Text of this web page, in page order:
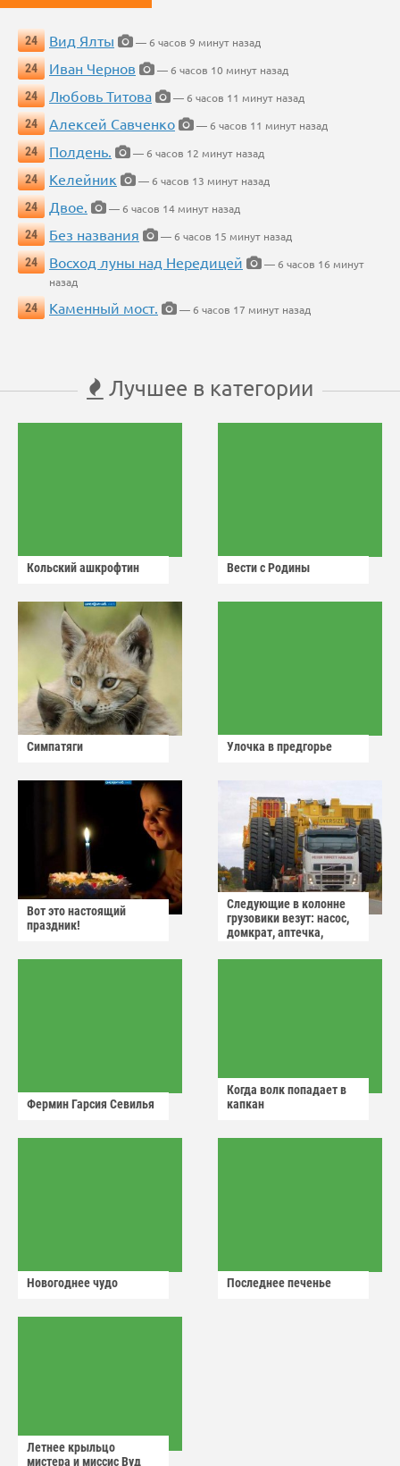
24 Вид Ялты
— 6 часов 9 минут назад
24
Иван Чернов
— 6 часов 10 минут назад
24
Любовь Титова
— 6 часов 11 минут назад
24
Алексей Савченко
— 6 часов 11 минут назад
24
Полдень.
— 6 часов 12 минут назад
24
Келейник
— 6 часов 13 минут назад
24
Двое.
— 6 часов 14 минут назад
24
Без названия
— 6 часов 15 минут назад
24
Восход луны над Нередицей
— 6 часов 16 минут
назад
24
Каменный мост. — 6 часов 17 минут назад
Лучшее в категории
Кольский ашкрофтин Вести с Родины
Симпатяги Улочка в предгорье
Вот это настоящий
праздник!
Следующие в колонне
грузовики везут: насос,
домкрат, аптечка,
Фермин Гарсия Севилья
Когда волк попадает в
капкан
Новогоднее чудо Последнее печенье
Летнее крыльцо
мистера и миссис Вуд